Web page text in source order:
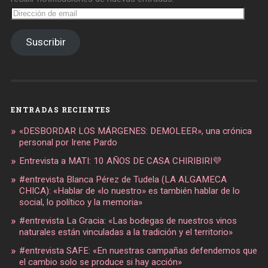
Dirección
de
Suscribir
ENTRADAS RECIENTES
«DESBORDAR LOS MÁRGENES: DEMOLEER», una crónica
personal por Irene Pardo
Entrevista a MATI: 10 AÑOS DE CASA CHIRIBIRI💜
#entrevista Blanca Pérez de Tudela (LA ALGAMECA
CHICA): «Hablar de «lo nuestro» es también hablar de lo
social, lo político y la memoria»
#entrevista La Gracia: «Las bodegas de nuestros vinos
naturales están vinculadas a la tradición y el territorio»
#entrevista SAFE: «En nuestras campañas defendemos que
el cambio solo se produce si hay acción»